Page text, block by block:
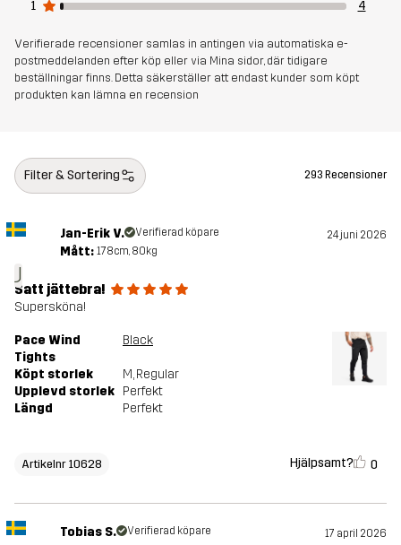
Vikt 456g i storlek M
Hållbarhet Återvunna detaljer
Artikelnummer 10628_2139
1 4
Verifierade recensioner samlas in antingen via automatiska e-
postmeddelanden efter köp eller via Mina sidor, där tidigare
beställningar finns. Detta säkerställer att endast kunder som köpt
produkten kan lämna en recension
Filter & Sortering 293 Recensioner
J
Jan-Erik V. Verifierad köpare 24 juni 2026
Mått: 178cm, 80kg
Satt jättebra!
Supersköna!
Pace Wind
Tights
Black
Köpt storlek M, Regular
Upplevd storlek Perfekt
Längd
Perfekt
Artikelnr 10628 Hjälpsamt? 0
Tobias S. Verifierad köpare 17 april 2026